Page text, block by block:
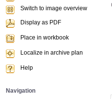
Switch to image overview
Display as PDF
Place in workbook
Localize in archive plan
Help
Navigation